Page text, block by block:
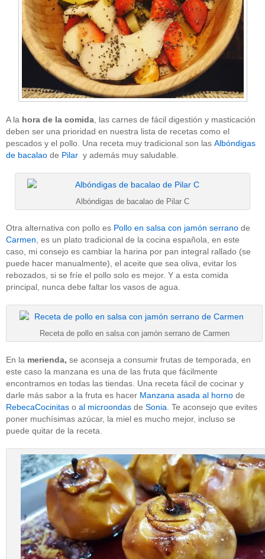
A la hora de la comida , las carnes de fácil digestión y masticación
deben ser una prioridad en nuestra lista de recetas como el
pescados y el pollo. Una receta muy tradicional son las Albóndigas
de bacalao de Pilar y además muy saludable.
Albóndigas de bacalao de Pilar C
Otra alternativa con pollo es Pollo en salsa con jamón serrano de
Carmen , es un plato tradicional de la cocina española, en este
caso, mi consejo es cambiar la harina por pan integral rallado (se
puede hacer manualmente), el aceite que sea oliva, evitar los
rebozados, si se fríe el pollo solo es mejor. Y a esta comida
principal, nunca debe faltar los vasos de agua.
Receta de pollo en salsa con jamón serrano de Carmen
En la merienda, se aconseja a consumir frutas de temporada, en
este caso la manzana es una de las fruta que fácilmente
encontramos en todas las tiendas. Una receta fácil de cocinar y
darle más sabor a la fruta es hacer Manzana asada al horno de
RebecaCocinitas o al microondas de Sonia . Te aconsejo que evites
poner muchísimas azúcar, la miel es mucho mejor, incluso se
puede quitar de la receta.